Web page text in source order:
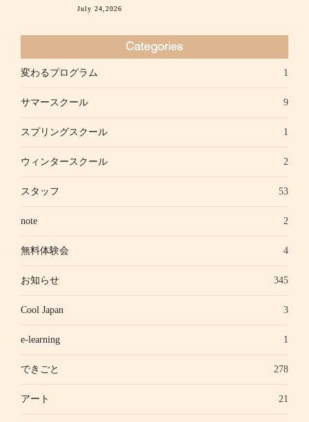
July 24,2026
変わるプログラム 1
サマースクール 9
スプリングスクール 1
ウィンタースクール 2
スタッフ 53
note 2
無料体験会 4
お知らせ 345
Cool Japan 3
e-learning 1
できごと 278
アート 21